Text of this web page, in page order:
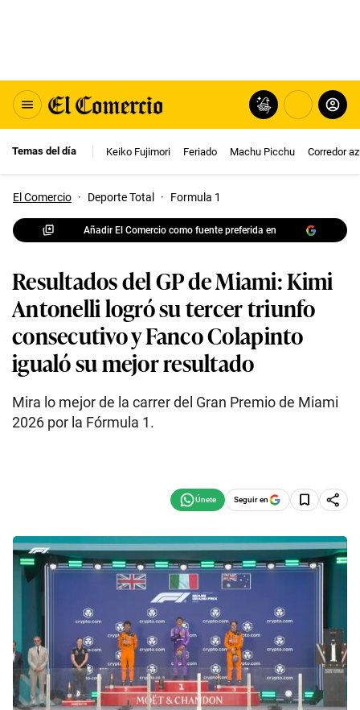
Temas del día Keiko Fujimori Feriado Machu Picchu Corredor
El Comercio · Deporte Total · Formula 1
Añadir El Comercio como fuente preferida en
Resultados del GP de Miami: Kimi
Antonelli logró su tercer triunfo
consecutivo y Fanco Colapinto
igualó su mejor resultado
Mira lo mejor de la carrer del Gran Premio de Miami
2026 por la Fórmula 1.
Seguir en